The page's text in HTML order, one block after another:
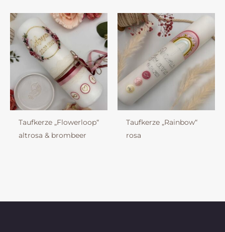
Taufkerze „Flowerloop“
altrosa & brombeer
Taufkerze „Rainbow“
rosa